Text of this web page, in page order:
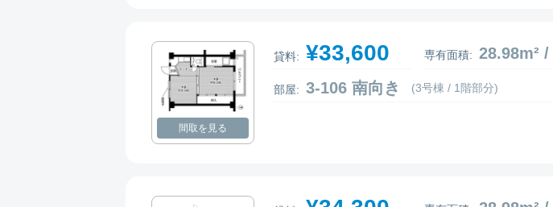
間取を見る
貸料: ¥33,600 専有面積: 28.98m²
部屋: 3-106 南向き (3号棟 / 1階部分)